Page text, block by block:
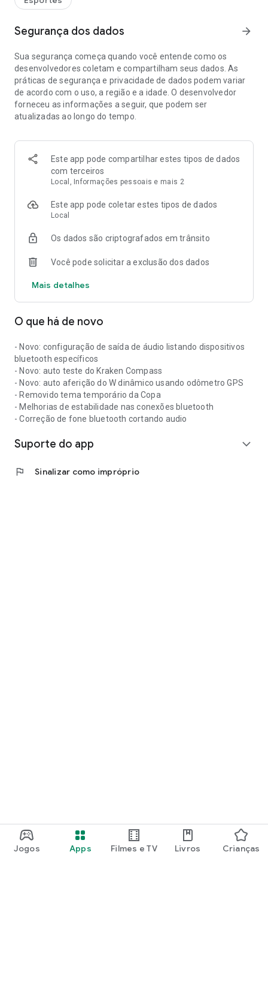
Jogos Apps Filmes e TV Livros Crianças
- Download automático da planilha.
- Tela de navegação totalmente configurável
- Envio do GPS datalogger para apuração de resultados de
forma segura.
- Navegação totalmente offline.
- Fichas de passagem e resultados das provas direto no app.
Dados coletados pelo app:
coletados o nome e e-mail do usuário.
- Para navegação e cálculo dos resultados das provas, são
coletados os dados de localização precisa do dispositivo, de
forma contínua, em segundo plano. Esses dados são
forma de um Datalogger.
- O Kraken Rally não funciona como rastreador, ou seja, não
Segurança dos dados arrow_forward
Sua segurança começa quando você entende como os
desenvolvedores coletam e compartilham seus dados. As
práticas de segurança e privacidade de dados podem variar
de acordo com o uso, a região e a idade. O desenvolvedor
forneceu as informações a seguir, que podem ser
atualizadas ao longo do tempo.
Este app pode compartilhar estes tipos de dados
com terceiros
Local, Informações pessoais e mais 2
Este app pode coletar estes tipos de dados
Local
Os dados são criptografados em trânsito
Você pode solicitar a exclusão dos dados
Mais detalhes
O que há de novo
- Novo: configuração de saída de áudio listando dispositivos
bluetooth específicos
- Novo: auto teste do Kraken Compass
- Novo: auto aferição do W dinâmico usando odômetro GPS
- Removido tema temporário da Copa
- Melhorias de estabilidade nas conexões bluetooth
- Correção de fone bluetooth cortando audio
Suporte do app expand_more
flag Sinalizar como impróprio